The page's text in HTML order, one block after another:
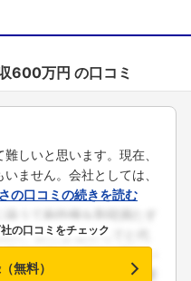
600万円 の口コミ
しいと思います。現在、
ません。会社としては、
の口コミの続きを読む
の口コミをチェック
無料）